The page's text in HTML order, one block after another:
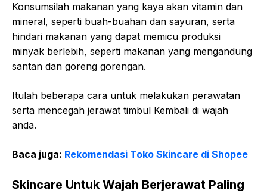
Konsumsilah makanan yang kaya akan vitamin dan
mineral, seperti buah-buahan dan sayuran, serta
hindari makanan yang dapat memicu produksi
minyak berlebih, seperti makanan yang mengandung
santan dan goreng gorengan.
Itulah beberapa cara untuk melakukan perawatan
serta mencegah jerawat timbul Kembali di wajah
anda.
Baca juga: Rekomendasi Toko Skincare di Shopee
Skincare Untuk Wajah Berjerawat Paling